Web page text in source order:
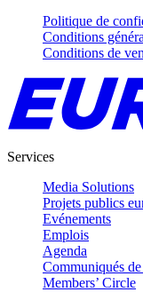
Politique de
Conditions
Conditions de
Services
Media Solutions
Projets publics
Evénements
Emplois
Agenda
Communiqués de
Members’ Circle